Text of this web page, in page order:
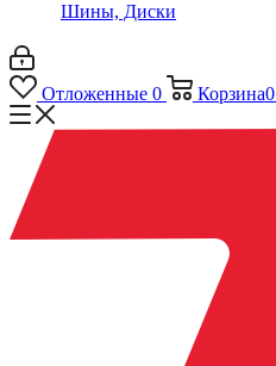
Шины, Диски
Отложенные 0 Корзина0